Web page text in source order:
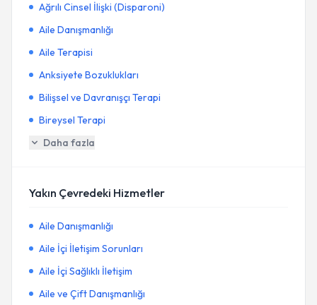
Ağrılı Cinsel İlişki (Disparoni)
Aile Danışmanlığı
Aile Terapisi
Anksiyete Bozuklukları
Bilişsel ve Davranışçı Terapi
Bireysel Terapi
Daha fazla
Yakın Çevredeki Hizmetler
Aile Danışmanlığı
Aile İçi İletişim Sorunları
Aile İçi Sağlıklı İletişim
Aile ve Çift Danışmanlığı